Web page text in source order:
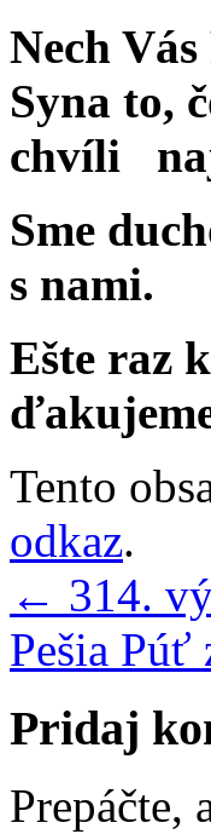
Nech
Syna to,
chvíli
Sme
s nami.
Ešte raz
Tento
odkaz.
← 314.
Pešia Púť
Pridaj
Prepáčte,